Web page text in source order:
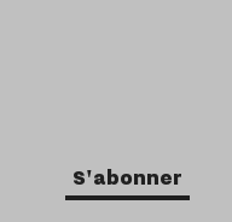
S'abonner